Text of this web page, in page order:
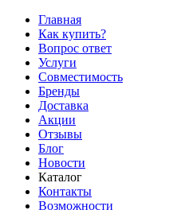
Главная
Как купить?
Вопрос ответ
Услуги
Совместимость
Бренды
Доставка
Акции
Отзывы
Блог
Новости
Каталог
Контакты
Возможности